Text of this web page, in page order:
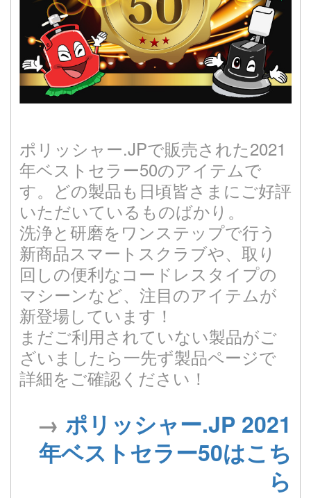
ポリッシャー.JPで販売された2021
年ベストセラー50のアイテムで
す。どの製品も日頃皆さまにご好評
いただいているものばかり。
洗浄と研磨をワンステップで行う
新商品スマートスクラブや、取り
回しの便利なコードレスタイプの
マシーンなど、注目のアイテムが
新登場しています！
まだご利用されていない製品がご
ざいましたら一先ず製品ページで
詳細をご確認ください！
→ ポリッシャー.JP 2021
年ベストセラー50はこち
ら